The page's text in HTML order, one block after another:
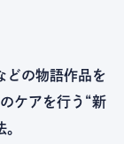
どの物語作品を
ケアを行う“新